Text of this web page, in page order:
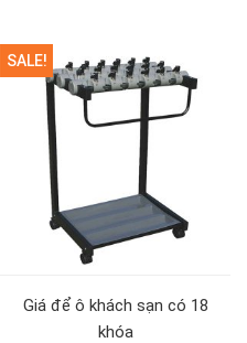
SALE!
Giá để ô khách sạn có 18
khóa